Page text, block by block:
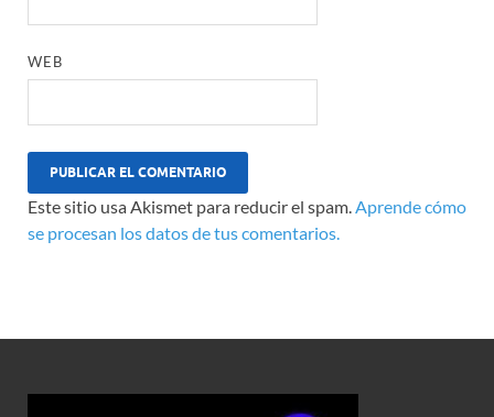
WEB
Este sitio usa Akismet para reducir el spam.Aprende cómo
se procesan los datos de tus comentarios.